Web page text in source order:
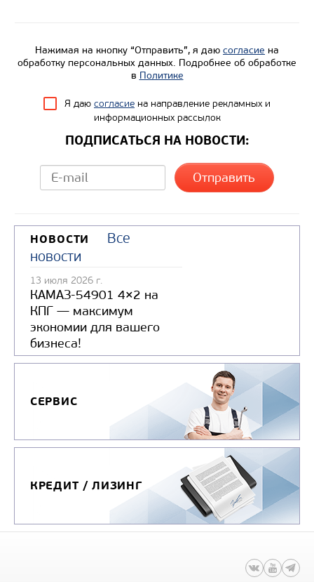
Колесная формула
Нажимая на кнопку “Отправить”, я даю согласие на
обработку персональных данных. Подробнее об обработке
в Политике
Я даю согласие на направление рекламных и
информационных рассылок
ПОДПИСАТЬСЯ НА НОВОСТИ:
НОВОСТИ
Все
новости
13 июля 2026 г.
КАМАЗ-54901 4×2 на
КПГ — максимум
экономии для вашего
бизнеса!
СЕРВИС
КРЕДИТ / ЛИЗИНГ